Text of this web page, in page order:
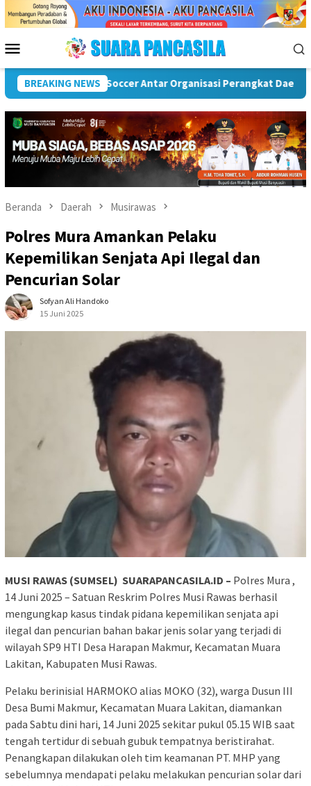
Menu
Mobile
BREAKING NEWSPuncak Peringatan IPeKB Ke-19, Plt Bupati
Beranda Daerah Musirawas
Polres Mura Amankan Pelaku
Kepemilikan Senjata Api Ilegal dan
Pencurian Solar
Sofyan Ali Handoko
15 Juni 2025
MUSI RAWAS (SUMSEL) SUARAPANCASILA.ID – Polres Mura ,
14 Juni 2025 – Satuan Reskrim Polres Musi Rawas berhasil
mengungkap kasus tindak pidana kepemilikan senjata api
ilegal dan pencurian bahan bakar jenis solar yang terjadi di
wilayah SP9 HTI Desa Harapan Makmur, Kecamatan Muara
Lakitan, Kabupaten Musi Rawas.
Pelaku berinisial HARMOKO alias MOKO (32), warga Dusun III
Desa Bumi Makmur, Kecamatan Muara Lakitan, diamankan
pada Sabtu dini hari, 14 Juni 2025 sekitar pukul 05.15 WIB saat
tengah tertidur di sebuah gubuk tempatnya beristirahat.
Penangkapan dilakukan oleh tim keamanan PT. MHP yang
sebelumnya mendapati pelaku melakukan pencurian solar dari